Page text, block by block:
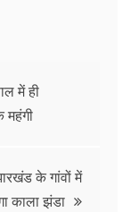
में ही
महंगी
के गांवों में
काला झंडा